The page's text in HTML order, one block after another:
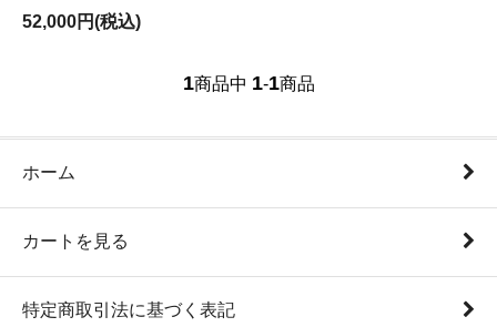
52,000円(税込)
1商品中 1-1商品
ホーム
カートを見る
特定商取引法に基づく表記